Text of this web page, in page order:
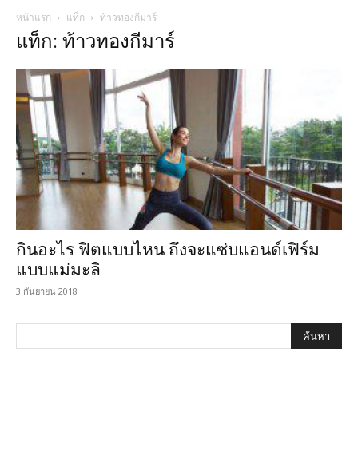
หน้าแรก แท็ก ท้าวทองกีมาร์
แท็ก: ท้าวทองกีมาร์
กินอะไร ฟิตแบบไหน ถึงจะแซ่บแอนด์เฟิร์ม
แบบแม่มะลิ
3 กันยายน 2018